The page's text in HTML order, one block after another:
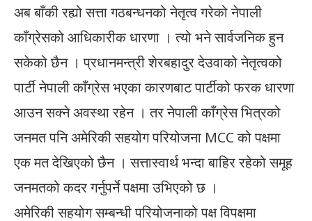
अब बाँकी रह्यो सत्ता गठबन्धनको नेतृत्व गरेको नेपाली
काँग्रेसको आधिकारीक धारणा । त्यो भने सार्वजनिक हुन
सकेको छैन । प्रधानमन्त्री शेरबहादुर देउवाको नेतृत्वको
पार्टी नेपाली काँग्रेस भएका कारणबाट पार्टीको फरक धारणा
आउन सक्ने अवस्था रहेन । तर नेपाली काँग्रेस भित्रको
जनमत पनि अमेरिकी सहयोग परियोजना MCC को पक्षमा
एक मत देखिएको छैन । सत्तास्वार्थ भन्दा बाहिर रहेको समूह
जनमतको कदर गर्नुपर्ने पक्षमा उभिएको छ ।
अमेरिकी सहयोग सम्बन्धी परियोजनाको पक्ष विपक्षमा